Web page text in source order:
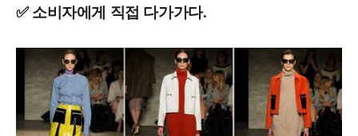
✅ 소비자에게 직접 다가가다.